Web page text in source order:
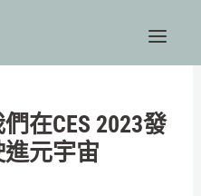
在CES 2023發
元宇宙